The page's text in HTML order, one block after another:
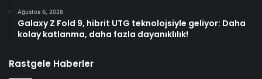
Ağustos 6, 2026
Galaxy Z Fold 9, hibrit UTG teknolojsiyle geliyor: Daha
kolay katlanma, daha fazla dayanıklılık!
Rastgele Haberler